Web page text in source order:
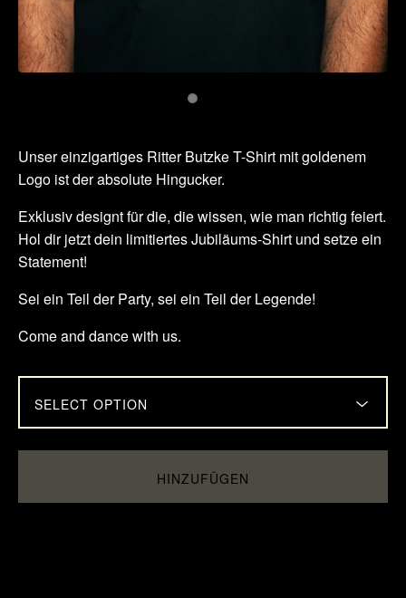
Unser einzigartiges Ritter Butzke T-Shirt mit goldenem
Logo ist der absolute Hingucker.
Exklusiv designt für die, die wissen, wie man richtig feiert.
Hol dir jetzt dein limitiertes Jubiläums-Shirt und setze ein
Statement!
Sei ein Teil der Party, sei ein Teil der Legende!
Come and dance with us.
HINZUFÜGEN